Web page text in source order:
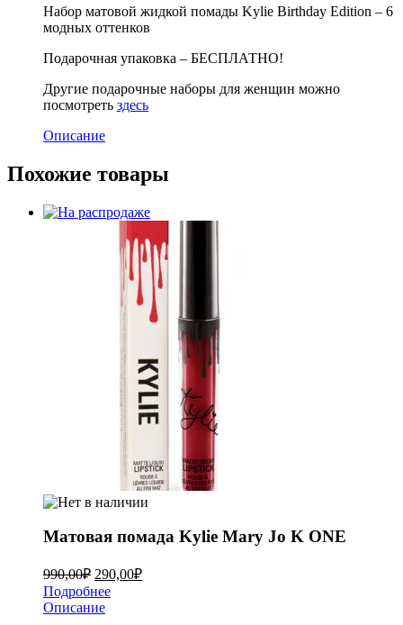
Набор матовой жидкой помады Kylie Birthday Edition – 6
модных оттенков
Подарочная упаковка – БЕСПЛАТНО!
Другие подарочные наборы для женщин можно
посмотреть здесь
Описание
Похожие товары
Mатовая помада Kylie Mary Jo K ONE
990,00₽ 290,00₽
Подробнее
Описание